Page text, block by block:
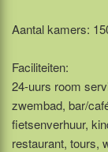
Aantal kamers:
Faciliteiten:
24-uurs room
zwembad, bar/
fietsenverhuur,
restaurant, tours,